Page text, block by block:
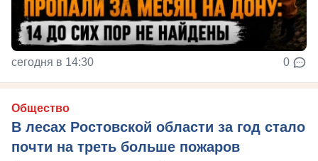
сегодня в 14:30 0
Общество
В лесах Ростовской области за год стало
почти на треть больше пожаров